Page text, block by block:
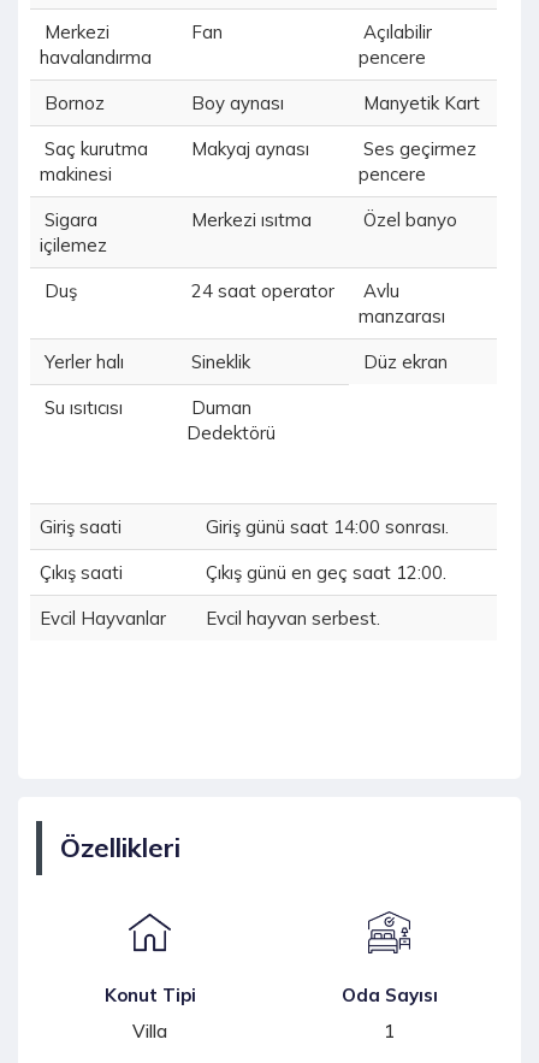
Merkezi
havalandırma
Fan
Açılabilir
pencere
Bornoz
Boy aynası
Manyetik Kart
Saç kurutma
makinesi
Makyaj aynası
Ses geçirmez
pencere
Sigara
içilemez
Merkezi ısıtma Özel banyo
Duş 24 saat operator
Avlu
manzarası
Yerler halı
Sineklik
Düz ekran
Su ısıtıcısı
Duman
Dedektörü
Giriş saati
Giriş günü saat 14:00 sonrası.
Çıkış saati
Çıkış günü en geç saat 12:00.
Evcil Hayvanlar
Evcil hayvan serbest.
Özellikleri
Konut Tipi
Villa
Oda Sayısı
1